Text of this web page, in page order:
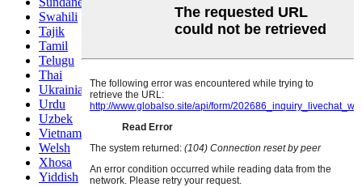
Swahili
Tajik
Tamil
Telugu
Thai
Ukrainian
Urdu
Uzbek
Vietnamese
Welsh
Xhosa
Yiddish